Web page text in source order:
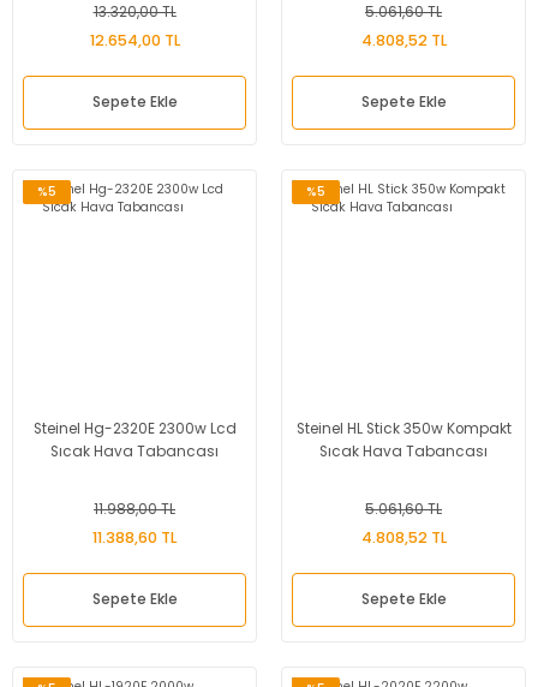
13.320,00 TL
12.654,00 TL
Sepete Ekle
5.061,60 TL
4.808,52 TL
Sepete Ekle
%5
Steinel Hg-2320E 2300w Lcd
Sıcak Hava Tabancası
11.988,00 TL
11.388,60 TL
Sepete Ekle
%5
Steinel HL Stick 350w Kompakt
Sıcak Hava Tabancası
5.061,60 TL
4.808,52 TL
Sepete Ekle